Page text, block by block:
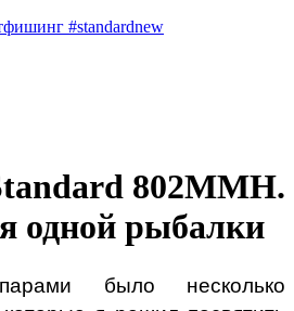
#standardnew
802MMH.
одной рыбалки
было несколько